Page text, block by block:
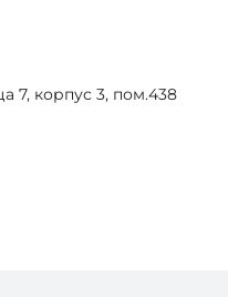
7, корпус 3, пом.438